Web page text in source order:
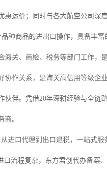
运价；同时与各大航空公司深
种商品的进出口操作，具备丰富
关、商检、税务等部门工作，
作关系，是海关高信用等级企
伴。凭借20年深耕经验与全链
商。
进口代理到出口退税，一站式服
流程复杂，东方君创代办备案